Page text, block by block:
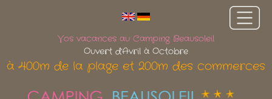
Vos vacances au Camping Beausoleil
Ouvert d'Avril à Octobre
à 400m de la plage et 200m des commerces